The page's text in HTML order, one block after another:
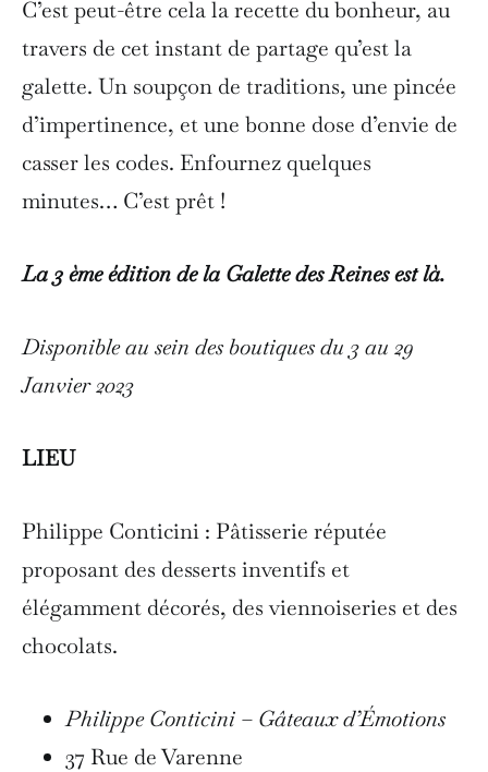
C’est peut-être cela la recette du bonheur, au
travers de cet instant de partage qu’est la
galette. Un soupçon de traditions, une pincée
d’impertinence, et une bonne dose d’envie de
casser les codes. Enfournez quelques
minutes… C’est prêt !
La 3 ème édition de la Galette des Reines est là.
Disponible au sein des boutiques du 3 au 29
Janvier 2023
LIEU
Philippe Conticini : Pâtisserie réputée
proposant des desserts inventifs et
élégamment décorés, des viennoiseries et des
chocolats.
Philippe Conticini – Gâteaux d’Émotions
37 Rue de Varenne